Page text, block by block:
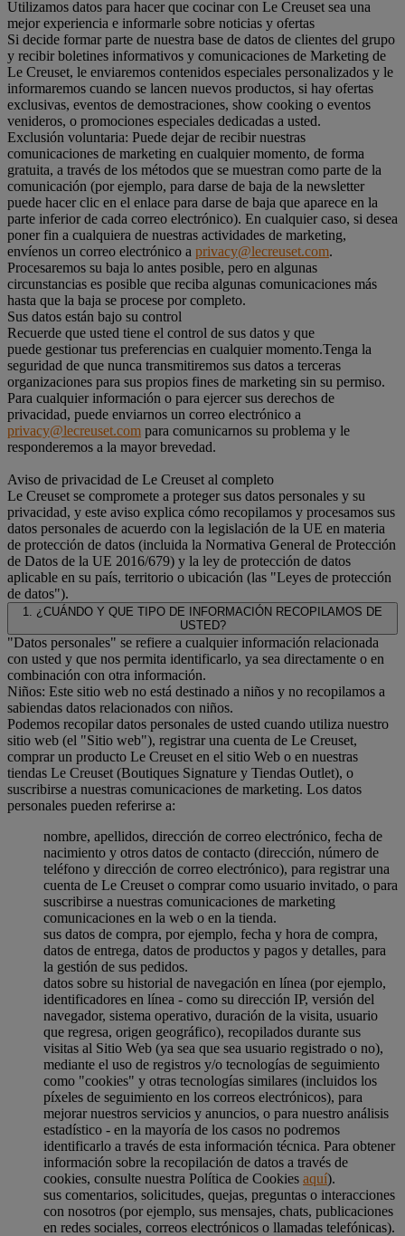
Utilizamos datos para hacer que cocinar con Le Creuset sea una
mejor experiencia e informarle sobre noticias y ofertas
Si decide formar parte de nuestra base de datos de clientes del grupo
y recibir boletines informativos y comunicaciones de Marketing de
Le Creuset, le enviaremos contenidos especiales personalizados y le
informaremos cuando se lancen nuevos productos, si hay ofertas
exclusivas, eventos de demostraciones, show cooking o eventos
venideros, o promociones especiales dedicadas a usted.
Exclusión voluntaria: Puede dejar de recibir nuestras
comunicaciones de marketing en cualquier momento, de forma
gratuita, a través de los métodos que se muestran como parte de la
comunicación (por ejemplo, para darse de baja de la newsletter
puede hacer clic en el enlace para darse de baja que aparece en la
parte inferior de cada correo electrónico). En cualquier caso, si desea
poner fin a cualquiera de nuestras actividades de marketing,
envíenos un correo electrónico a privacy@lecreuset.com.
Procesaremos su baja lo antes posible, pero en algunas
circunstancias es posible que reciba algunas comunicaciones más
hasta que la baja se procese por completo.
Sus datos están bajo su control
Recuerde que usted tiene el control de sus datos y que
puede gestionar tus preferencias en cualquier momento.Tenga la
seguridad de que nunca transmitiremos sus datos a terceras
organizaciones para sus propios fines de marketing sin su permiso.
Para cualquier información o para ejercer sus derechos de
privacidad, puede enviarnos un correo electrónico a
privacy@lecreuset.com para comunicarnos su problema y le
responderemos a la mayor brevedad.
Aviso de privacidad de Le Creuset al completo
Le Creuset se compromete a proteger sus datos personales y su
privacidad, y este aviso explica cómo recopilamos y procesamos sus
datos personales de acuerdo con la legislación de la UE en materia
de protección de datos (incluida la Normativa General de Protección
de Datos de la UE 2016/679) y la ley de protección de datos
aplicable en su país, territorio o ubicación (las "Leyes de protección
de datos").
1. ¿CUÁNDO Y QUE TIPO DE INFORMACIÓN RECOPILAMOS DE
USTED?
"Datos personales" se refiere a cualquier información relacionada
con usted y que nos permita identificarlo, ya sea directamente o en
combinación con otra información.
Niños: Este sitio web no está destinado a niños y no recopilamos a
sabiendas datos relacionados con niños.
Podemos recopilar datos personales de usted cuando utiliza nuestro
sitio web (el "Sitio web"), registrar una cuenta de Le Creuset,
comprar un producto Le Creuset en el sitio Web o en nuestras
tiendas Le Creuset (Boutiques Signature y Tiendas Outlet), o
suscribirse a nuestras comunicaciones de marketing. Los datos
personales pueden referirse a:
nombre, apellidos, dirección de correo electrónico, fecha de
nacimiento y otros datos de contacto (dirección, número de
teléfono y dirección de correo electrónico), para registrar una
cuenta de Le Creuset o comprar como usuario invitado, o para
suscribirse a nuestras comunicaciones de marketing
comunicaciones en la web o en la tienda.
sus datos de compra, por ejemplo, fecha y hora de compra,
datos de entrega, datos de productos y pagos y detalles, para
la gestión de sus pedidos.
datos sobre su historial de navegación en línea (por ejemplo,
identificadores en línea - como su dirección IP, versión del
navegador, sistema operativo, duración de la visita, usuario
que regresa, origen geográfico), recopilados durante sus
visitas al Sitio Web (ya sea que sea usuario registrado o no),
mediante el uso de registros y/o tecnologías de seguimiento
como "cookies" y otras tecnologías similares (incluidos los
píxeles de seguimiento en los correos electrónicos), para
mejorar nuestros servicios y anuncios, o para nuestro análisis
estadístico - en la mayoría de los casos no podremos
identificarlo a través de esta información técnica. Para obtener
información sobre la recopilación de datos a través de
cookies, consulte nuestra Política de Cookies aquí).
sus comentarios, solicitudes, quejas, preguntas o interacciones
con nosotros (por ejemplo, sus mensajes, chats, publicaciones
en redes sociales, correos electrónicos o llamadas telefónicas).